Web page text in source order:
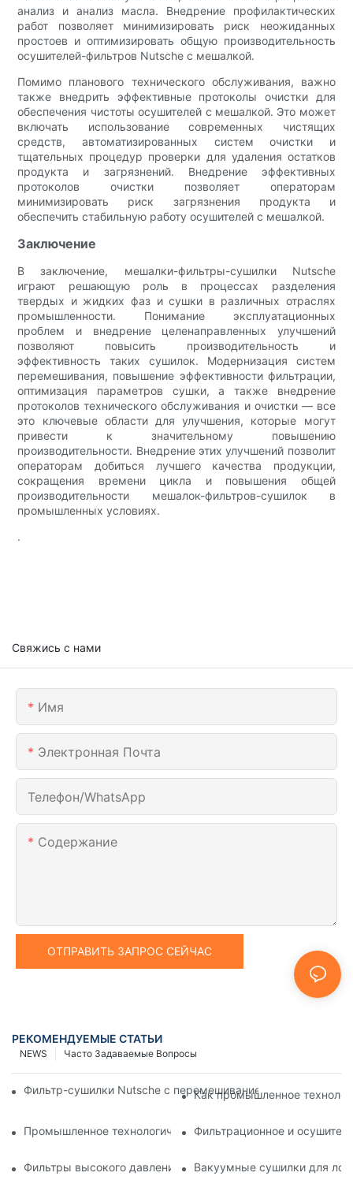
анализ и анализ масла. Внедрение профилактических
работ позволяет минимизировать риск неожиданных
простоев и оптимизировать общую производительность
осушителей-фильтров Nutsche с мешалкой.
Помимо планового технического обслуживания, важно
также внедрить эффективные протоколы очистки для
обеспечения чистоты осушителей с мешалкой. Это может
включать использование современных чистящих
средств, автоматизированных систем очистки и
тщательных процедур проверки для удаления остатков
продукта и загрязнений. Внедрение эффективных
протоколов очистки позволяет операторам
минимизировать риск загрязнения продукта и
обеспечить стабильную работу осушителей с мешалкой.
Заключение
В заключение, мешалки-фильтры-сушилки Nutsche
играют решающую роль в процессах разделения
твердых и жидких фаз и сушки в различных отраслях
промышленности. Понимание эксплуатационных
проблем и внедрение целенаправленных улучшений
позволяют повысить производительность и
эффективность таких сушилок. Модернизация систем
перемешивания, повышение эффективности фильтрации,
оптимизация параметров сушки, а также внедрение
протоколов технического обслуживания и очистки — все
это ключевые области для улучшения, которые могут
привести к значительному повышению
производительности. Внедрение этих улучшений позволит
операторам добиться лучшего качества продукции,
сокращения времени цикла и повышения общей
производительности мешалок-фильтров-сушилок в
промышленных условиях.
.
Свяжись с нами
Имя
Электронная Почта
Телефон/WhatsApp
Содержание
ОТПРАВИТЬ ЗАПРОС СЕЙЧАС
РЕКОМЕНДУЕМЫЕ СТАТЬИ
Часто Задаваемые Вопросы
NEWS
Фильтр-сушилки Nutsche с перемешиванием против
Как промышленное
Промышленное технологическое оборудование:
Фильтрационное и
Фильтры высокого давления Nutsche: применение в
Вакуумные сушилки для